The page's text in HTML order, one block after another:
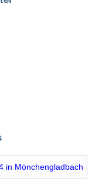
in Mönchengladbach